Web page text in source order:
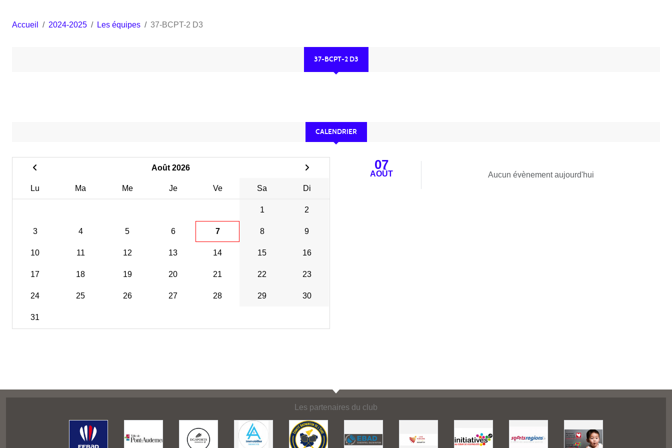
Accueil 2024-2025 Les équipes 37-BCPT-2 D3
37-BCPT-2 D3
CALENDRIER
Août 2026
Lu Ma Me Je Ve Sa Di
1 2
3 4 5 6 7 8 9
10 11 12 13 14 15 16
17 18 19 20 21 22 23
24 25 26 27 28 29 30
31
07
AOÛT Aucun évènement aujourd'hui
Les partenaires du club